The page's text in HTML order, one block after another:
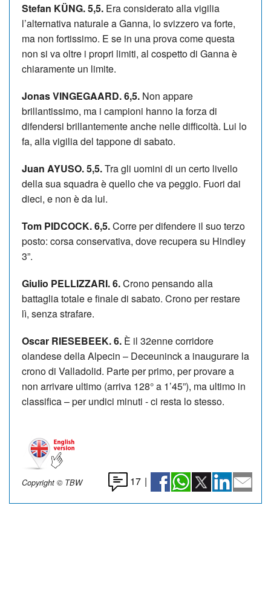
Stefan KÜNG. 5,5. Era considerato alla vigilia
l’alternativa naturale a Ganna, lo svizzero va forte,
ma non fortissimo. E se in una prova come questa
non si va oltre i propri limiti, al cospetto di Ganna è
chiaramente un limite.
Jonas VINGEGAARD. 6,5. Non appare
brillantissimo, ma i campioni hanno la forza di
difendersi brillantemente anche nelle difficoltà. Lui lo
fa, alla vigilia del tappone di sabato.
Juan AYUSO. 5,5.Tra gli uomini di un certo livello
della sua squadra è quello che va peggio. Fuori dai
dieci, e non è da lui.
Tom PIDCOCK. 6,5.Corre per difendere il suo terzo
posto: corsa conservativa, dove recupera su Hindley
3”.
Giulio PELLIZZARI. 6.Crono pensando alla
battaglia totale e finale di sabato. Crono per restare
lì, senza strafare.
Oscar RIESEBEEK. 6. È il 32enne corridore
olandese della Alpecin – Deceuninck a inaugurare la
crono di Valladolid. Parte per primo, per provare a
non arrivare ultimo (arriva 128° a 1’45”), ma ultimo in
classifica – per undici minuti - ci resta lo stesso.
Copyright © TBW 17 |